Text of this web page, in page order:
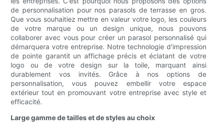
de personnalisation pour nos parasols de terrasse en gros.
Que vous souhaitiez mettre en valeur votre logo, les couleurs
de votre marque ou un design unique, nous pouvons
collaborer avec vous pour créer un parasol personnalisé qui
démarquera votre entreprise. Notre technologie d'impression
de pointe garantit un affichage précis et éclatant de votre
logo ou de votre design sur la toile, marquant ainsi
durablement vos invités. Grâce à nos options de
personnalisation, vous pouvez embellir votre espace
extérieur tout en promouvant votre entreprise avec style et
efficacité.
Large gamme de tailles et de styles au choix